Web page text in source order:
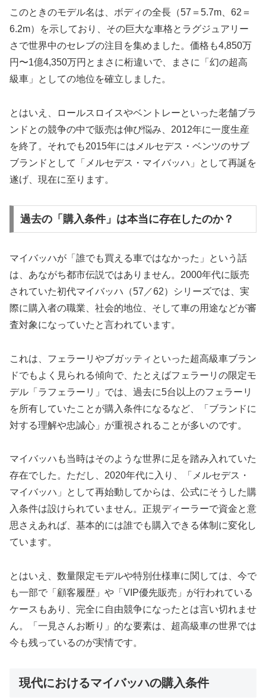
このときのモデル名は、ボディの全長（57＝5.7m、62＝
6.2m）を示しており、その巨大な車格とラグジュアリー
さで世界中のセレブの注目を集めました。価格も4,850万
円〜1億4,350万円とまさに桁違いで、まさに「幻の超高
級車」としての地位を確立しました。
とはいえ、ロールスロイスやベントレーといった老舗ブラ
ンドとの競争の中で販売は伸び悩み、2012年に一度生産
を終了。それでも2015年にはメルセデス・ベンツのサブ
ブランドとして「メルセデス・マイバッハ」として再誕を
遂げ、現在に至ります。
過去の「購入条件」は本当に存在したのか？
マイバッハが「誰でも買える車ではなかった」という話
は、あながち都市伝説ではありません。2000年代に販売
されていた初代マイバッハ（57／62）シリーズでは、実
際に購入者の職業、社会的地位、そして車の用途などが審
査対象になっていたと言われています。
これは、フェラーリやブガッティといった超高級車ブラン
ドでもよく見られる傾向で、たとえばフェラーリの限定モ
デル「ラフェラーリ」では、過去に5台以上のフェラーリ
を所有していたことが購入条件になるなど、「ブランドに
対する理解や忠誠心」が重視されることが多いのです。
マイバッハも当時はそのような世界に足を踏み入れていた
存在でした。ただし、2020年代に入り、「メルセデス・
マイバッハ」として再始動してからは、公式にそうした購
入条件は設けられていません。正規ディーラーで資金と意
思さえあれば、基本的には誰でも購入できる体制に変化し
ています。
とはいえ、数量限定モデルや特別仕様車に関しては、今で
も一部で「顧客履歴」や「VIP優先販売」が行われている
ケースもあり、完全に自由競争になったとは言い切れませ
ん。「一見さんお断り」的な要素は、超高級車の世界では
今も残っているのが実情です。
現代におけるマイバッハの購入条件